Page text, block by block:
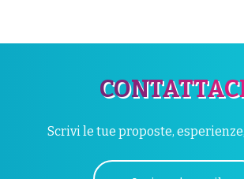
Scrivi le tue proposte,